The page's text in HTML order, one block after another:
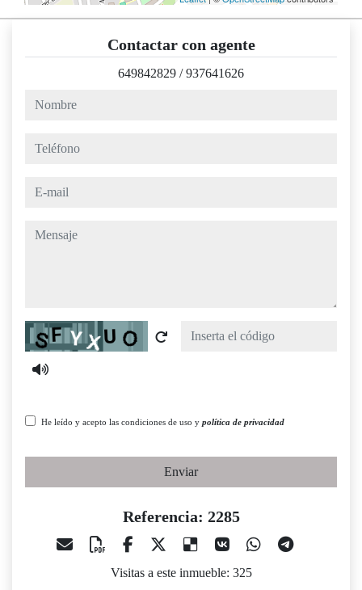
Contactar con agente
649842829 /937641626
nombre
teléfono
e-mail
mensaje
Captcha
He leído y acepto las condiciones de uso y política de privacidad
Enviar
Referencia: 2285
Visitas a este inmueble: 325